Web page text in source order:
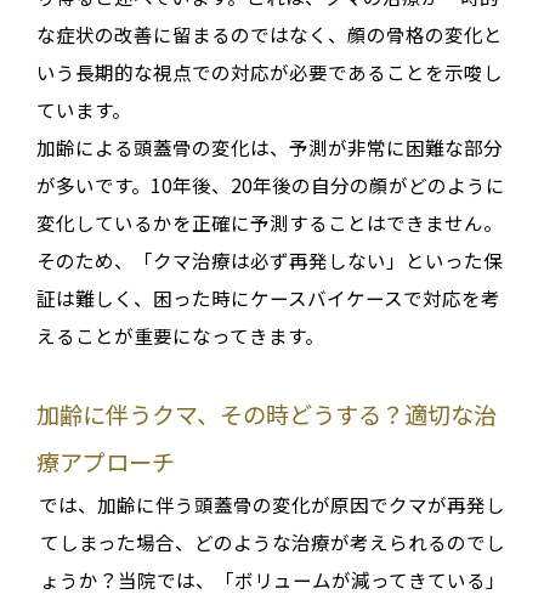
な症状の改善に留まるのではなく、 顔の骨格の変化と
いう長期的な視点での対応が必要であることを示唆し
ています。
加齢による頭蓋骨の変化は、予測が非常に困難な部分
が多いです。10年後、20年後の自分の顔がどのように
変化しているかを正確に予測することはできません。
そのため、
「クマ治療は必ず再発しない」といった保
証は難しく、困った時にケースバイケースで対応を考
えることが重要になってきます。
加齢に伴うクマ、その時どうする？適切な治
療アプローチ
では、加齢に伴う頭蓋骨の変化が原因でクマが再発し
てしまった場合、どのような治療が考えられるのでし
ょうか？当院では、
「ボリュームが減ってきている」